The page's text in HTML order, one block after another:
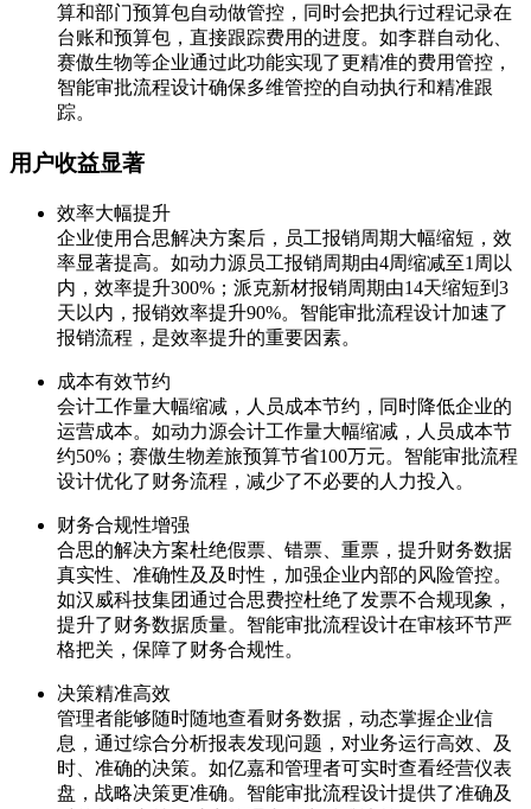
算和部门预算包自动做管控，同时会把执行过程记录在
台账和预算包，直接跟踪费用的进度。如李群自动化、
赛傲生物等企业通过此功能实现了更精准的费用管控，
智能审批流程设计确保多维管控的自动执行和精准跟
踪。
用户收益显著
效率大幅提升
企业使用合思解决方案后，员工报销周期大幅缩短，效
率显著提高。如动力源员工报销周期由4周缩减至1周以
内，效率提升300%；派克新材报销周期由14天缩短到3
天以内，报销效率提升90%。智能审批流程设计加速了
报销流程，是效率提升的重要因素。
成本有效节约
会计工作量大幅缩减，人员成本节约，同时降低企业的
运营成本。如动力源会计工作量大幅缩减，人员成本节
约50%；赛傲生物差旅预算节省100万元。智能审批流程
设计优化了财务流程，减少了不必要的人力投入。
财务合规性增强
合思的解决方案杜绝假票、错票、重票，提升财务数据
真实性、准确性及及时性，加强企业内部的风险管控。
如汉威科技集团通过合思费控杜绝了发票不合规现象，
提升了财务数据质量。智能审批流程设计在审核环节严
格把关，保障了财务合规性。
决策精准高效
管理者能够随时随地查看财务数据，动态掌握企业信
息，通过综合分析报表发现问题，对业务运行高效、及
时、准确的决策。如亿嘉和管理者可实时查看经营仪表
盘，战略决策更准确。智能审批流程设计提供了准确及